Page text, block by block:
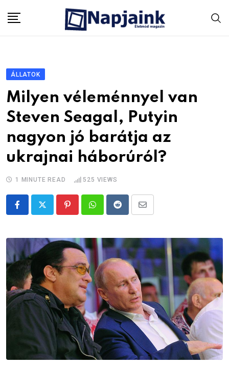
ÁLLATOK
Milyen véleménnyel van
Steven Seagal, Putyin
nagyon jó barátja az
ukrajnai háborúról?
1 MINUTE READ 525 VIEWS
PinterestWhatsappRedditShare
Email